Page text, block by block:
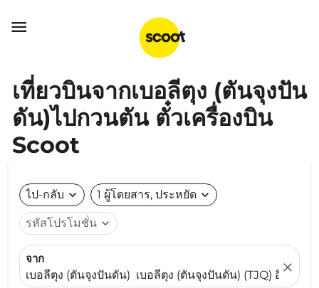

เที่ยวบินจากเบอลีตุง (ตันจุงปัน
ดัน)ไปกวนตัน ตั๋วเครื่องบิน
Scoot
ไป-กลับ expand_more 1 ผู้โดยสาร, ประหยัด expand_more
รหัสโปรโมชั่น expand_more
จาก
เบอลีตุง (ตันจุงปันดัน) เบอลีตุง (ตันจุงปันดัน) (TJQ) อินโดนีเ
close